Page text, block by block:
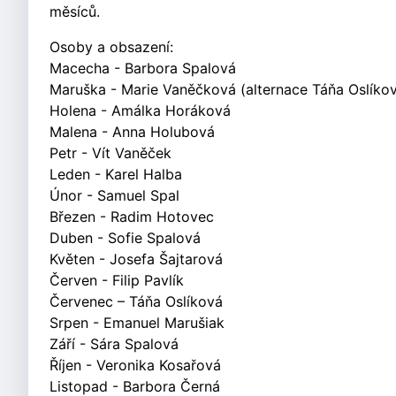
měsíců.
Osoby a obsazení:
Macecha - Barbora Spalová
Maruška - Marie Vaněčková (alternace Táňa
Holena - Amálka Horáková
Malena - Anna Holubová
Petr - Vít Vaněček
Leden - Karel Halba
Únor - Samuel Spal
Březen - Radim Hotovec
Duben - Sofie Spalová
Květen - Josefa Šajtarová
Červen - Filip Pavlík
Červenec – Táňa Oslíková
Srpen - Emanuel Marušiak
Září - Sára Spalová
Říjen - Veronika Kosařová
Listopad - Barbora Černá